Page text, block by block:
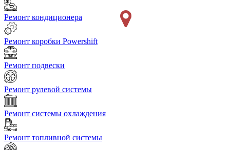
Ремонт кондиционера
Ремонт коробки Powershift
Ремонт подвески
Ремонт рулевой системы
Ремонт системы охлаждения
Ремонт топливной системы